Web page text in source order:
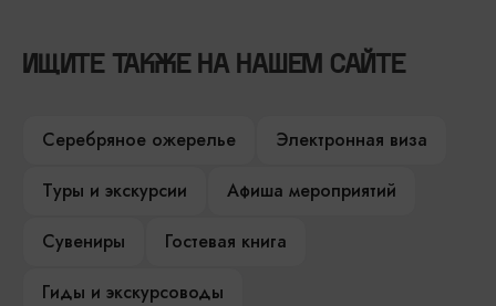
ИЩИТЕ ТАКЖЕ НА НАШЕМ САЙТЕ
Серебряное ожерелье
Электронная виза
Туры и экскурсии
Афиша мероприятий
Сувениры
Гостевая книга
Гиды и экскурсоводы